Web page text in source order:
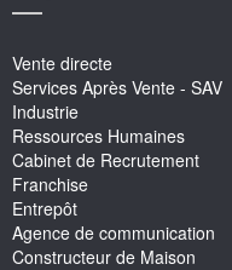
Vente directe
Services Après Vente - SAV
Industrie
Ressources Humaines
Cabinet de Recrutement
Franchise
Entrepôt
Agence de communication
Constructeur de Maison